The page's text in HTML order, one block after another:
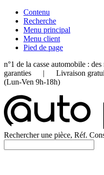
Contenu
Recherche
Menu principal
Menu client
Pied de page
n°1 de la casse automobile :
garanties | Livraison
(Lun-Ven 9h-18h)
Rechercher une pièce, Réf.